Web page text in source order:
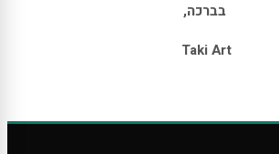
בברכה,
Taki Art